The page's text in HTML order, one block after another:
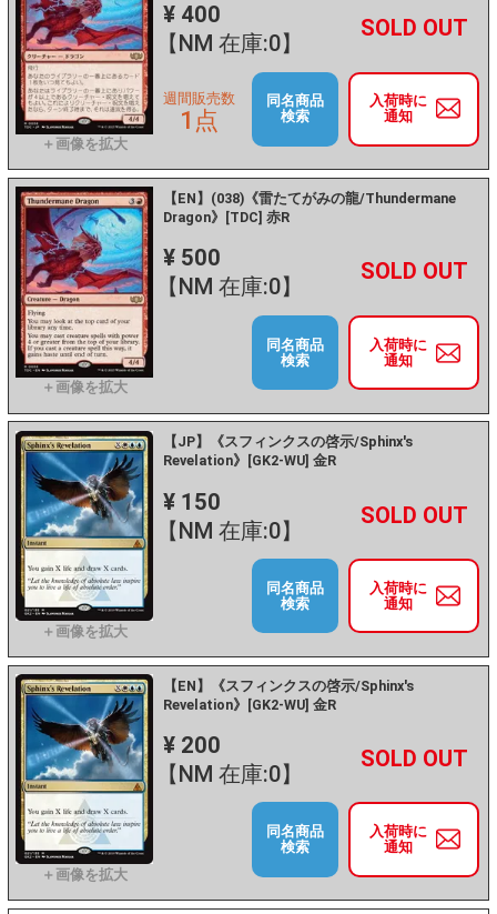
¥ 400
【NM 在庫:0】
－ +
入荷時に
通知
週間販売数
1点
同名商品
検索
【EN】(038)《雷たてがみの龍/Thundermane
Dragon》[TDC] 赤R
¥ 500
【NM 在庫:0】
－ +
入荷時に
通知
同名商品
検索
【JP】《スフィンクスの啓示/Sphinx's
Revelation》[GK2-WU] 金R
¥ 150
【NM 在庫:0】
－ +
入荷時に
通知
同名商品
検索
【EN】《スフィンクスの啓示/Sphinx's
Revelation》[GK2-WU] 金R
¥ 200
【NM 在庫:0】
－ +
入荷時に
通知
同名商品
検索